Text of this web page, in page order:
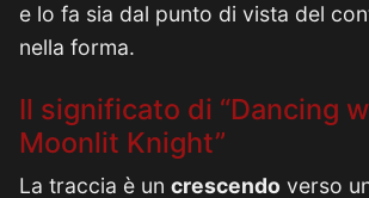
e lo fa sia dal punto di vista del
nella forma.
Il significato di “Dancing
Moonlit Knight”
La traccia è un crescendo verso